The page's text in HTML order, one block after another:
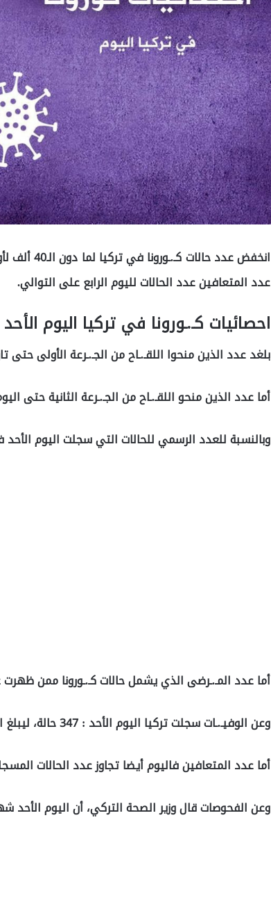
انخفض عدد
عدد المتعافين عدد الحالات لليوم الرابع على التوالي.
احصائيات كـ.ـورونا في تركيا اليوم الأحد 25-04-2021
بلغد عدد الذين منحوا اللقـ.ـاح من الجـ.ـرعة الأولى حتى تاريخ
أما عدد الذين منحو اللقـ.ـاح من الجـ.ـرعة الثانية حتى اليوم
وبالنسبة للعدد الرسمي للحالات التي سجلت اليوم الأحد في
أما عدد المـ.ـرضى الذي يشمل حالات كـ.ـورونا ممن ظهرت
وعن الوفيـ.ـات سجلت تركيا اليوم الأحد : 347 حالة، ليبلغ العدد الكلي للوفـ.ـيات : 38.358
أما عدد المتعافين فاليوم أيضا تجاوز عدد الحالات المسجلة
وعن الفحوصات قال وزير الصحة التركي، أن اليوم الأحد شهد 260.280 حالة فحص